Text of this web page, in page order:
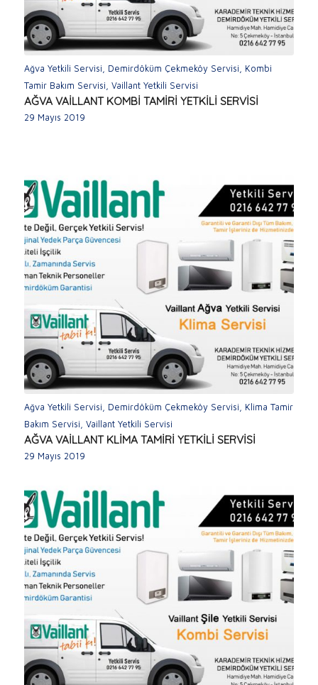
Ağva Yetkili Servisi, Demirdöküm Çekmeköy Servisi, Kombi
Tamir Bakım Servisi, Vaillant Yetkili Servisi
AĞVA VAİLLANT KOMBİ TAMİRİ YETKİLİ SERVİSİ
29 Mayıs 2019
Ağva Yetkili Servisi Demirdöküm Çekmeköy Servisi
Klima Tamir
Bakım Servisi Vaillant Yetkili Servisi
AĞVA VAİLLANT KLİMA TAMİRİ YETKİLİ SERVİSİ
29 Mayıs 2019